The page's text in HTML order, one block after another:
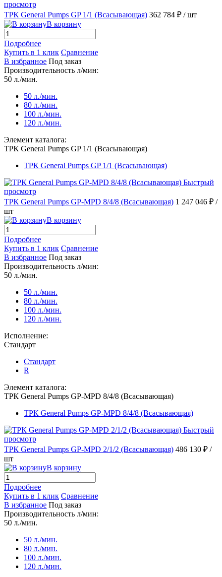
просмотр
ТРК General Pumps GP 1/1 (Всасывающая) 362 784 ₽ / шт
В корзину
Подробнее
Купить в 1 клик Сравнение
В избранное Под заказ
Производительность л/мин:
50 л./мин.
50 л./мин.
80 л./мин.
100 л./мин.
120 л./мин.
Элемент каталога:
ТРК General Pumps GP 1/1 (Всасывающая)
ТРК General Pumps GP 1/1 (Всасывающая)
Быстрый
просмотр
ТРК General Pumps GP-MPD 8/4/8 (Всасывающая) 1 247 046 ₽ /
шт
В корзину
Подробнее
Купить в 1 клик Сравнение
В избранное Под заказ
Производительность л/мин:
50 л./мин.
50 л./мин.
80 л./мин.
100 л./мин.
120 л./мин.
Исполнение:
Стандарт
Стандарт
R
Элемент каталога:
ТРК General Pumps GP-MPD 8/4/8 (Всасывающая)
ТРК General Pumps GP-MPD 8/4/8 (Всасывающая)
Быстрый
просмотр
ТРК General Pumps GP-MPD 2/1/2 (Всасывающая) 486 130 ₽ /
шт
В корзину
Подробнее
Купить в 1 клик Сравнение
В избранное Под заказ
Производительность л/мин:
50 л./мин.
50 л./мин.
80 л./мин.
100 л./мин.
120 л./мин.